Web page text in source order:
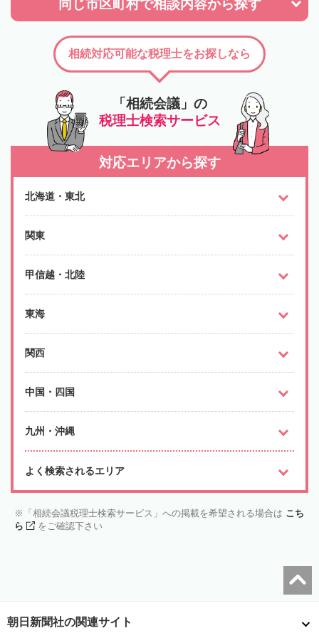
同じ市区町村で相談内容から探す
「相続会議」の
税理士検索サービス
相続対応可能な税理士をお探しなら
対応エリアから探す
北海道・東北
関東
甲信越・北陸
東海
関西
中国・四国
九州・沖縄
よく検索されるエリア
「相続会議税理士検索サービス」への掲載を希望される場合は こち
ら
をご確認下さい
朝日新聞社の関連サイト